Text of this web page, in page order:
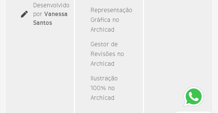
Desenvolvido
por Vanessa
Santos
Representação
Gráfica no
Archicad
Gestor de
Revisões no
Archicad
Ilustração
100% no
Archicad